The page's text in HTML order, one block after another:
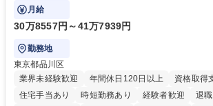
流工程から関与していただきます。
月給
30万8557円～41万7939円
勤務地
東京都品川区
業界未経験歓迎
年間休日120日以上
資格取得
住宅手当あり
時短勤務あり 経験者歓迎 退